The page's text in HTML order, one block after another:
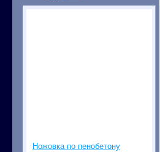
Ножовка по пенобетону